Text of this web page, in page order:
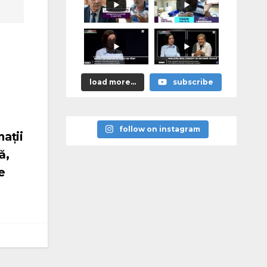
сегодня, в
10:00
load more... subscribe
follow on instagram